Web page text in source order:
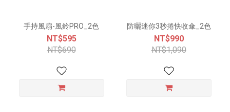
手持風扇-風鈴PRO_2色
NT$595
NT$690
防曬迷你3秒捲快收傘_2色
NT$990
NT$1,090